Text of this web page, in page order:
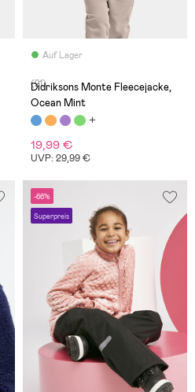
Auf Lager
(21)
Didriksons Monte Fleecejacke,
Ocean Mint
19,99 €
UVP: 29,99 €
-66%
Superpreis